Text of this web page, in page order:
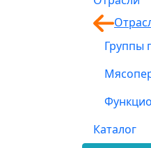
Группы
Каталог